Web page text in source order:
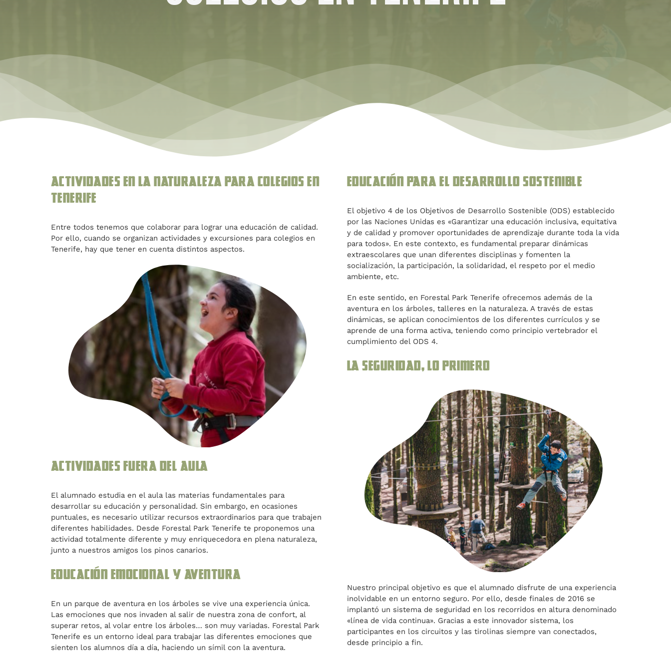
Actividades en la Naturaleza para colegios en
Tenerife
Entre todos tenemos que colaborar para lograr una educación de calidad.
Por ello, cuando se organizan actividades y excursiones para colegios en
Tenerife, hay que tener en cuenta distintos aspectos.
Actividades fuera del aula
El alumnado estudia en el aula las materias fundamentales para
desarrollar su educación y personalidad. Sin embargo, en ocasiones
puntuales, es necesario utilizar recursos extraordinarios para que trabajen
diferentes habilidades. Desde Forestal Park Tenerife te proponemos una
actividad totalmente diferente y muy enriquecedora en plena naturaleza,
junto a nuestros amigos los pinos canarios.
Educación emocional y aventura
En un parque de aventura en los árboles se vive una experiencia única.
Las emociones que nos invaden al salir de nuestra zona de confort, al
superar retos, al volar entre los árboles… son muy variadas. Forestal Park
Tenerife es un entorno ideal para trabajar las diferentes emociones que
sienten los alumnos día a día, haciendo un símil con la aventura.
Educación para el desarrollo sostenible
El objetivo 4 de los Objetivos de Desarrollo Sostenible (ODS) establecido
por las Naciones Unidas es «Garantizar una educación inclusiva, equitativa
y de calidad y promover oportunidades de aprendizaje durante toda la vida
para todos». En este contexto, es fundamental preparar dinámicas
extraescolares que unan diferentes disciplinas y fomenten la
socialización, la participación, la solidaridad, el respeto por el medio
ambiente, etc.
En este sentido, en Forestal Park Tenerife ofrecemos además de la
aventura en los árboles, talleres en la naturaleza. A través de estas
dinámicas, se aplican conocimientos de los diferentes currículos y se
aprende de una forma activa, teniendo como principio vertebrador el
cumplimiento del ODS 4.
La seguridad, lo primero
Nuestro principal objetivo es que el alumnado disfrute de una experiencia
inolvidable en un entorno seguro. Por ello, desde finales de 2016 se
implantó un sistema de seguridad en los recorridos en altura denominado
«línea de vida continua». Gracias a este innovador sistema, los
participantes en los circuitos y las tirolinas siempre van conectados,
desde principio a fin.